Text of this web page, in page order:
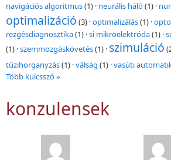
navigációs algoritmus(1) · neurális háló(1) ·
optimalizáció (3) ·optimalizálás(1) ·
rezgésdiagnosztika(1) ·si mikroelektróda(1) ·
(1) ·szemmozgáskövetés(1) · szimuláció
tűzihorganyzás(1) ·válság (1) ·vasúti
Több kulcsszó »
konzulensek